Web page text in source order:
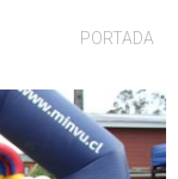
PORTADA